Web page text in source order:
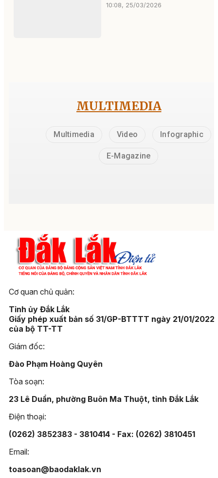
10:08, 25/03/2026
MULTIMEDIA
Multimedia Video Infographic
E-Magazine
Cơ quan chủ quản:
Tỉnh ủy Đắk Lắk
Giấy phép xuất bản số 31/GP-BTTTT ngày 21/01/2022
của bộ TT-TT
Giám đốc:
Đào Phạm Hoàng Quyên
Tòa soạn:
23 Lê Duẩn, phường Buôn Ma Thuột, tỉnh Đắk Lắk
Điện thoại:
(0262) 3852383 - 3810414 - Fax: (0262) 3810451
Email:
toasoan@baodaklak.vn